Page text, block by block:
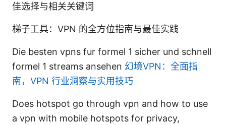
佳选择与相关关键词
梯子工具：VPN 的全方位指南与最佳实践
Die besten vpns fur formel 1 sicher und schnell
formel 1 streams ansehen 幻境VPN：全面指
南，VPN 行业洞察与实用技巧
Does hotspot go through vpn and how to use
a vpn with mobile hotspots for privacy,